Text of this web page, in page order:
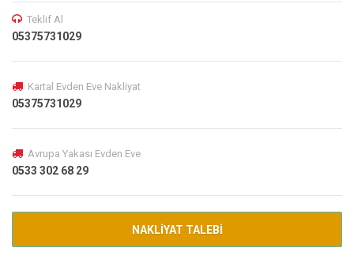
Teklif Al
05375731029
Kartal Evden Eve Nakliyat
05375731029
Avrupa Yakası Evden Eve
0533 302 68 29
NAKLİYAT TALEBİ